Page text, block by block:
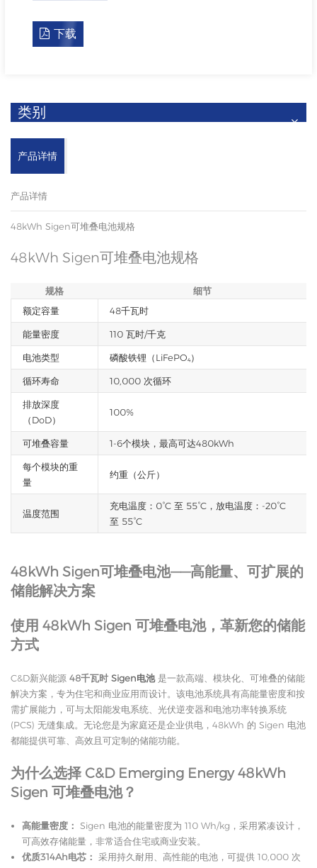
下载
类别
产品详情
产品详情
48kWh Sigen可堆叠电池规格
48kWh Sigen可堆叠电池规格
规格
细节
额定容量
48千瓦时
能量密度 110 瓦时/千克
电池类型 磷酸铁锂（LiFePO₄）
循环寿命 10,000 次循环
排放深度
（DoD）
100%
可堆叠容量 1-6个模块，最高可达480kWh
每个模块的重
量
约重（公斤）
温度范围
充电温度：0°C 至 55°C，放电温度：-20°C
至 55°C
48kWh Sigen可堆叠电池——高能量、可扩展的
储能解决方案
使用 48kWh Sigen 可堆叠电池，革新您的储能
方式
C&D新兴能源 48千瓦时 Sigen电池 是一款高端、模块化、可堆叠的储能
解决方案，专为住宅和商业应用而设计。该电池系统具有高能量密度和按
需扩展能力，可与太阳能发电系统、光伏逆变器和电池功率转换系统
(PCS) 无缝集成。无论您是为家庭还是企业供电，48kWh 的 Sigen 电池
都能提供可靠、高效且可定制的储能功能。
为什么选择 C&D Emerging Energy 48kWh
Sigen 可堆叠电池？
高能量密度： Sigen 电池的能量密度为 110 Wh/kg，采用紧凑设计，
可高效存储能量，非常适合住宅或商业安装。
优质314Ah电芯： 采用持久耐用、高性能的电池，可提供 10,000 次